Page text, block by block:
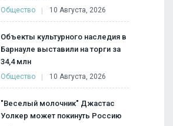
Общество 10 Августа, 2026
Объекты культурного наследия в
Барнауле выставили на торги за
34,4 млн
Общество 10 Августа, 2026
"Веселый молочник" Джастас
Уолкер может покинуть Россию